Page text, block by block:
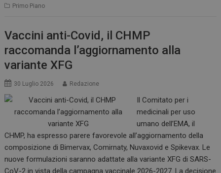
Primo Piano
Vaccini anti-Covid, il CHMP
raccomanda l’aggiornamento alla
variante XFG
30 Luglio 2026 Redazione
Il Comitato per i
medicinali per uso
umano dell’EMA, il
CHMP, ha espresso parere favorevole all’aggiornamento della
composizione di Bimervax, Comirnaty, Nuvaxovid e Spikevax. Le
nuove formulazioni saranno adattate alla variante XFG di SARS-
CoV-2 in vista della campagna vaccinale 2026-2027. La decisione
tracking-sites-
www.dailyhealthindustry.it
2 giorni
ARRAffinity
Microsoft Corporation
Sessione